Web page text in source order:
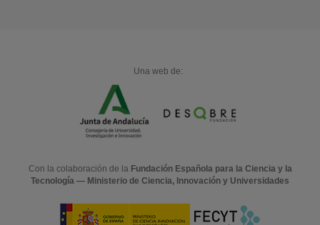
Una web de:
Con la colaboración de la Fundación Española para la Ciencia y la
Tecnología — Ministerio de Ciencia, Innovación y Universidades